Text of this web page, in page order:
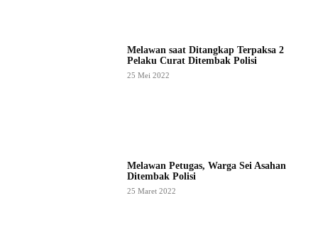
Melawan saat Ditangkap Terpaksa 2
Pelaku Curat Ditembak Polisi
25 Mei 2022
Melawan Petugas, Warga Sei Asahan
Ditembak Polisi
25 Maret 2022